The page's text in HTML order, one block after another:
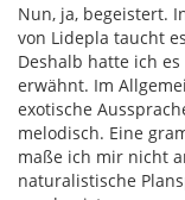
Nun, ja, begeistert.
von Lidepla taucht
Deshalb hatte ich
erwähnt. Im
exotische
melodisch. Eine
maße ich mir nicht
naturalistische